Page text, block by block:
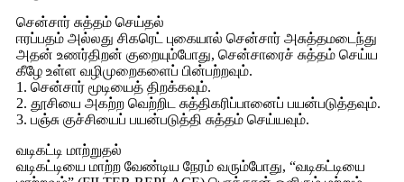
சென்சார் சுத்தம் செய்தல்
ஈரப்பதம் அல்லது சிகரெட் புகையால் சென்சார் அசுத்தமடைந்து
அதன் உணர்திறன் குறையும்போது, ​​சென்சாரைச் சுத்தம் செய்ய
கீழே உள்ள வழிமுறைகளைப் பின்பற்றவும்.
1. சென்சார் மூடியைத் திறக்கவும்.
2. தூசியை அகற்ற வெற்றிட சுத்திகரிப்பானைப் பயன்படுத்தவும்.
3. பஞ்சு குச்சியைப் பயன்படுத்தி சுத்தம் செய்யவும்.
வடிகட்டி மாற்றுதல்
வடிகட்டியை மாற்ற வேண்டிய நேரம் வரும்போது, ​​“வடிகட்டியை